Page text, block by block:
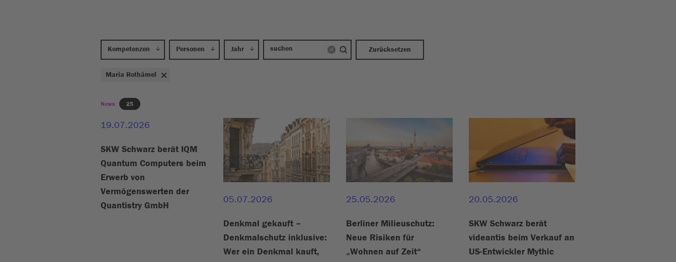
Kompetenzen Personen Jahr Zurücksetzen
Maria Rothämel
News 25
19.07.2026
SKW Schwarz berät IQM
Quantum Computers beim
Erwerb von
Vermögenswerten der
Quantistry GmbH
05.07.2026
Denkmal gekauft –
Denkmalschutz inklusive:
Wer ein Denkmal kauft,
25.05.2026
Berliner Milieuschutz:
Neue Risiken für
„Wohnen auf Zeit“
20.05.2026
SKW Schwarz berät
videantis beim Verkauf an
US-Entwickler Mythic